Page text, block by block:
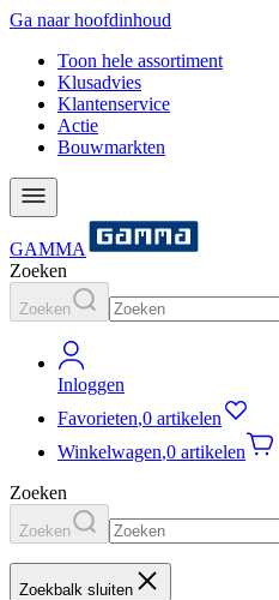
Ga naar hoofdinhoud
Toon hele assortiment
Klusadvies
Klantenservice
Actie
Bouwmarkten
GAMMA
Zoeken
Zoeken
Inloggen
Favorieten,0 artikelen
Winkelwagen,0 artikelen
Zoeken
Zoeken
Zoekbalk sluiten